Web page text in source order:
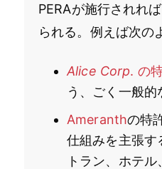
PERAが施行されれ
られる。例えば次の
Alice Corp. の
う、ごく一般的
Ameranthの特
仕組みを主張す
トラン、ホテ